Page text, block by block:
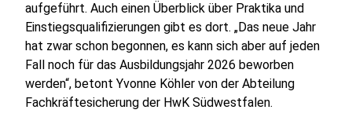
aufgeführt. Auch einen Überblick über Praktika und
Einstiegsqualifizierungen gibt es dort. „Das neue Jahr
hat zwar schon begonnen, es kann sich aber auf jeden
Fall noch für das Ausbildungsjahr 2026 beworben
werden“, betont Yvonne Köhler von der Abteilung
Fachkräftesicherung der HwK Südwestfalen.